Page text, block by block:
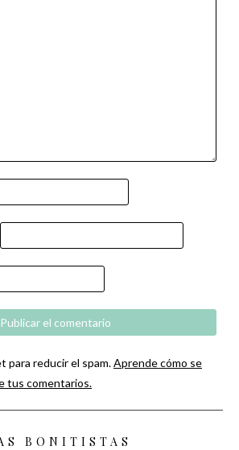
para reducir el spam.Aprende cómo se
tus comentarios.
BONITISTAS